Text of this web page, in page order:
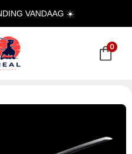
VANDAAG ☀️
0